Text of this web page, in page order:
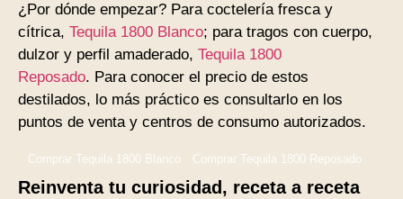
¿Por dónde empezar? Para coctelería fresca y
cítrica, Tequila 1800 Blanco; para tragos con cuerpo,
dulzor y perfil amaderado, Tequila 1800
Reposado. Para conocer el precio de estos
destilados, lo más práctico es consultarlo en los
puntos de venta y centros de consumo autorizados.
Comprar Tequila 1800 Blanco Comprar Tequila 1800 Reposado
Reinventa tu curiosidad, receta a receta